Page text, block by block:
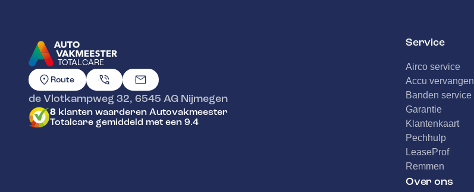
TOTALCARE
GA NAAR DE HOMEPAGINA
Route
de Vlotkampweg 32, 6545 AG Nijmegen
8 klanten waarderen Autovakmeester
Totalcare gemiddeld met een 9.4
Service
Airco service
Accu vervangen
Banden service
Garantie
Klantenkaart
Pechhulp
LeaseProf
Remmen
Over ons